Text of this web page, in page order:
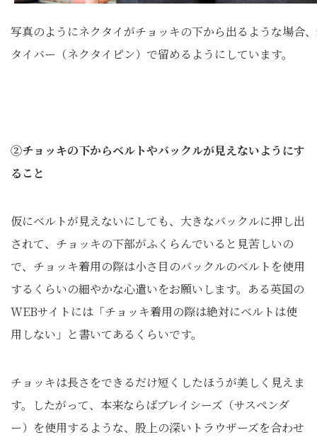
写真のようにネクタイがチョッキの下から出るような場合
タイバー（ネクタイピン）で留めるようにしています。
②チョッキの下からベルトやバックルが見えないようにす
ること
仮にベルトが見えないにしても、大きなバックルに押し出
されて、チョッキの下部がふくらんでいると見苦しいの
で、チョッキ着用の際は小さ目のバックルのベルトを使用
するくらいの細やかな心遣いをお願いします。ある英国の
WEBサイトには「チョッキ着用の際は絶対にベルトは使
用しない」と書いてあるくらいです。
チョッキは長さをできるだけ短くしたほうが美しく見えま
す。したがって、本来ならばブレイシーズ（サスペンダ
ー）を使用するような、股上の深いトラウザーズを合わせ